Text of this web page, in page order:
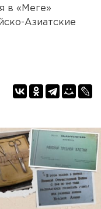
в «Меге»
Азиатские